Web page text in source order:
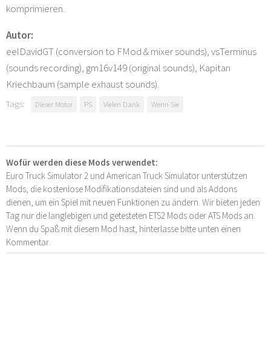
komprimieren.
Autor:
eelDavidGT (conversion to FMod & mixer sounds), vsTerminus
(sounds recording), gm16v149 (original sounds), Kapitan
Kriechbaum (sample exhaust sounds).
Tags: Dieser Motor PS Vielen Dank Wenn Sie
Wofür werden diese Mods verwendet:
Euro Truck Simulator 2 und American Truck Simulator unterstützen
Mods, die kostenlose Modifikationsdateien sind und als Addons
dienen, um ein Spiel mit neuen Funktionen zu ändern. Wir bieten jeden
Tag nur die langlebigen und getesteten ETS2 Mods oder ATS Mods an.
Wenn du Spaß mit diesem Mod hast, hinterlasse bitte unten einen
Kommentar.